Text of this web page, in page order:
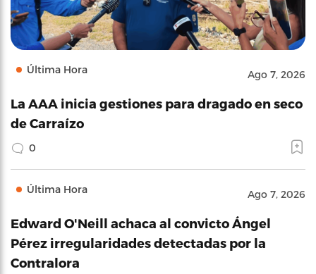
Última Hora Ago 7, 2026
La AAA inicia gestiones para dragado en seco
de Carraízo
0
Última Hora Ago 7, 2026
Edward O'Neill achaca al convicto Ángel
Pérez irregularidades detectadas por la
Contralora